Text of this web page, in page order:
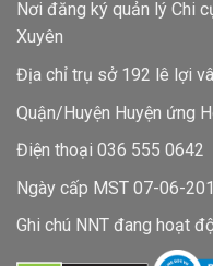
Nơi đăng ký quản lý Chi
Xuyên
Địa chỉ trụ sở 192 lê lợi
Quận/Huyện Huyện ứng
Điện thoại 036 555 0642
Ngày cấp MST 07-06-
Ghi chú NNT đang hoạt